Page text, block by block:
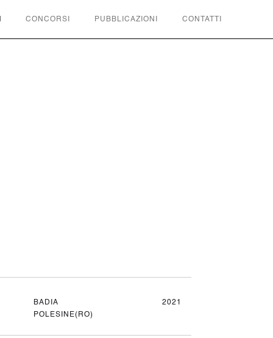
CONCORSI PUBBLICAZIONI CONTATTI
BADIA
POLESINE(RO)
2021